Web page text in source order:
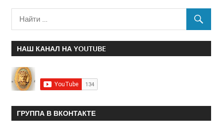
НАШ КАНАЛ НА YOUTUBE
ГРУППА В ВКОНТАКТЕ